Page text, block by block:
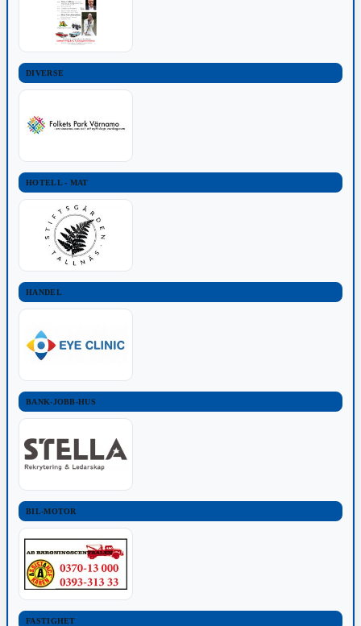
DIVERSE
HOTELL - MAT
HANDEL
BANK-JOBB-HUS
BIL-MOTOR
FASTIGHET